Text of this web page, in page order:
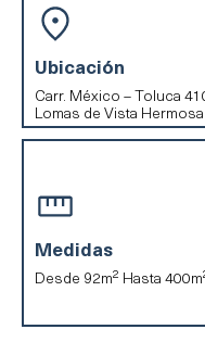
Ubicación
Carr. México – Toluca
Lomas de Vista Hermosa
Medidas
Desde 92m² Hasta